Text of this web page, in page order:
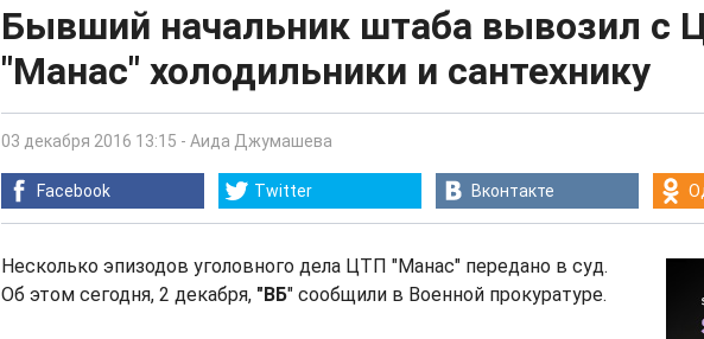
Бывший начальник штаба вывозил с
"Манас" холодильники и сантехнику
03 декабря 2016 13:15 - Аида Джумашева
Facebook Twitter Вконтакте
Несколько эпизодов уголовного дела ЦТП "Манас" передано в суд.
Об этом сегодня, 2 декабря, "ВБ" сообщили в Военной прокуратуре.